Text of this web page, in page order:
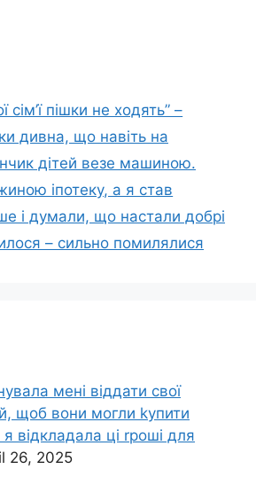
сім’ї пішки не ходять” –
дивна, що навіть на
дітей везе машиною.
іпотеку, а я став
і думали, що настали добрі
– сильно помилялися
мені віддати свої
щоб вони могли kупити
відкладала ці rроші для
26, 2025